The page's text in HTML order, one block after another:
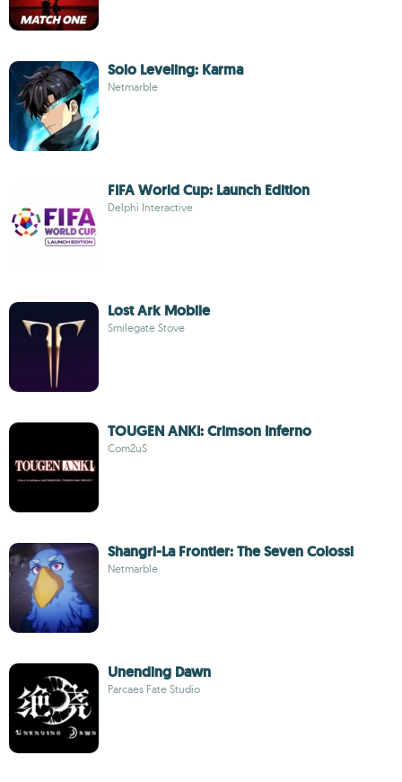
Solo Leveling: Karma
Netmarble
FIFA World Cup: Launch Edition
Delphi Interactive
Lost Ark Mobile
Smilegate Stove
TOUGEN ANKI: Crimson Inferno
Com2uS
Shangri-La Frontier: The Seven Colossi
Netmarble
Unending Dawn
Parcaes Fate Studio